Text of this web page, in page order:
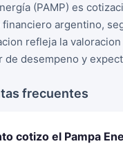
(PAMP) es
financiero argentino,
refleja la
de desempeno y
frecuentes
cotizo el Pampa